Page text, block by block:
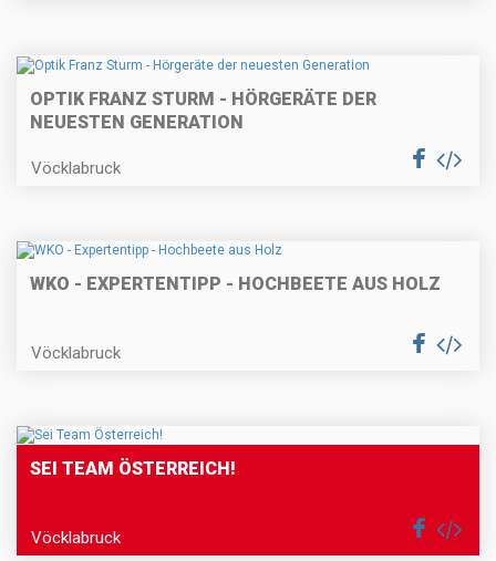
OPTIK FRANZ STURM - HÖRGERÄTE DER
NEUESTEN GENERATION
Vöcklabruck
WKO - EXPERTENTIPP - HOCHBEETE AUS HOLZ
Vöcklabruck
SEI TEAM ÖSTERREICH!
Vöcklabruck